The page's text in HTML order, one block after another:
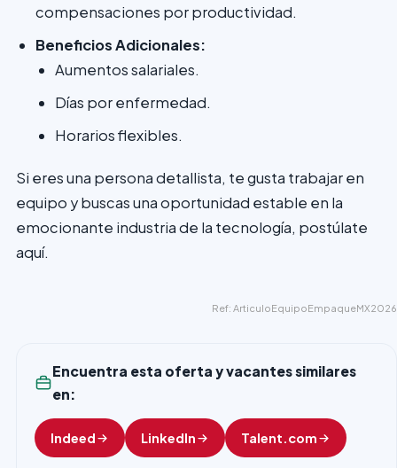
compensaciones por productividad.
Beneficios Adicionales:
Aumentos salariales.
Días por enfermedad.
Horarios flexibles.
Si eres una persona detallista, te gusta trabajar en
equipo y buscas una oportunidad estable en la
emocionante industria de la tecnología, postúlate
aquí.
Ref: ArticuloEquipoEmpaqueMX2026
Encuentra esta oferta y vacantes similares
en:
Indeed LinkedIn Talent.com